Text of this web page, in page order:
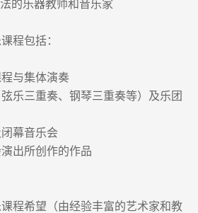
的乐器教师和音乐家
程包括：
与集体演奏
乐三重奏、钢琴三重奏等）及乐团
幕音乐会
出所创作的作品
课程希望（由经验丰富的艺术家和教